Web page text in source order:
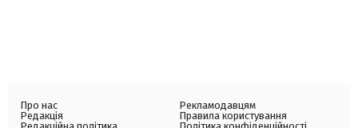
Про нас
Редакція
Рекламодавцям
Правила користування